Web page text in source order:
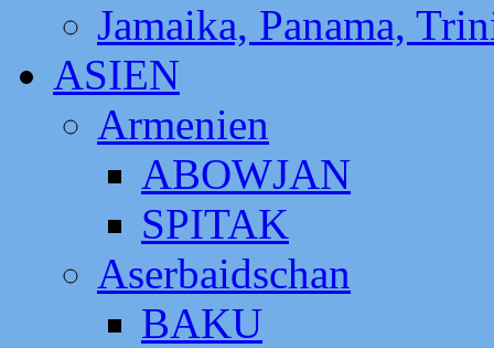
Jamaika, Panama,
ASIEN
Armenien
ABOWJAN
SPITAK
Aserbaidschan
BAKU